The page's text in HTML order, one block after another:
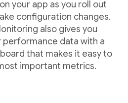
your app as you roll out
configuration changes.
also gives you
data with a
that makes it easy to
important metrics.